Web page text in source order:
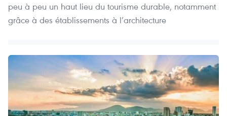
peu à peu un haut lieu du tourisme durable, notamment
grâce à des établissements à l’architecture